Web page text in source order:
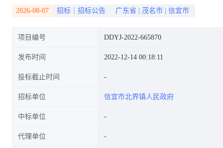
2026-08-07 招标｜招标公告 广东省 茂名市 信宜市
项目编号 DDYJ-2022-665870
发布时间 2022-12-14 00:18:11
投标截止时间
招标单位 信宜市北界镇人民政府
中标单位
代理单位